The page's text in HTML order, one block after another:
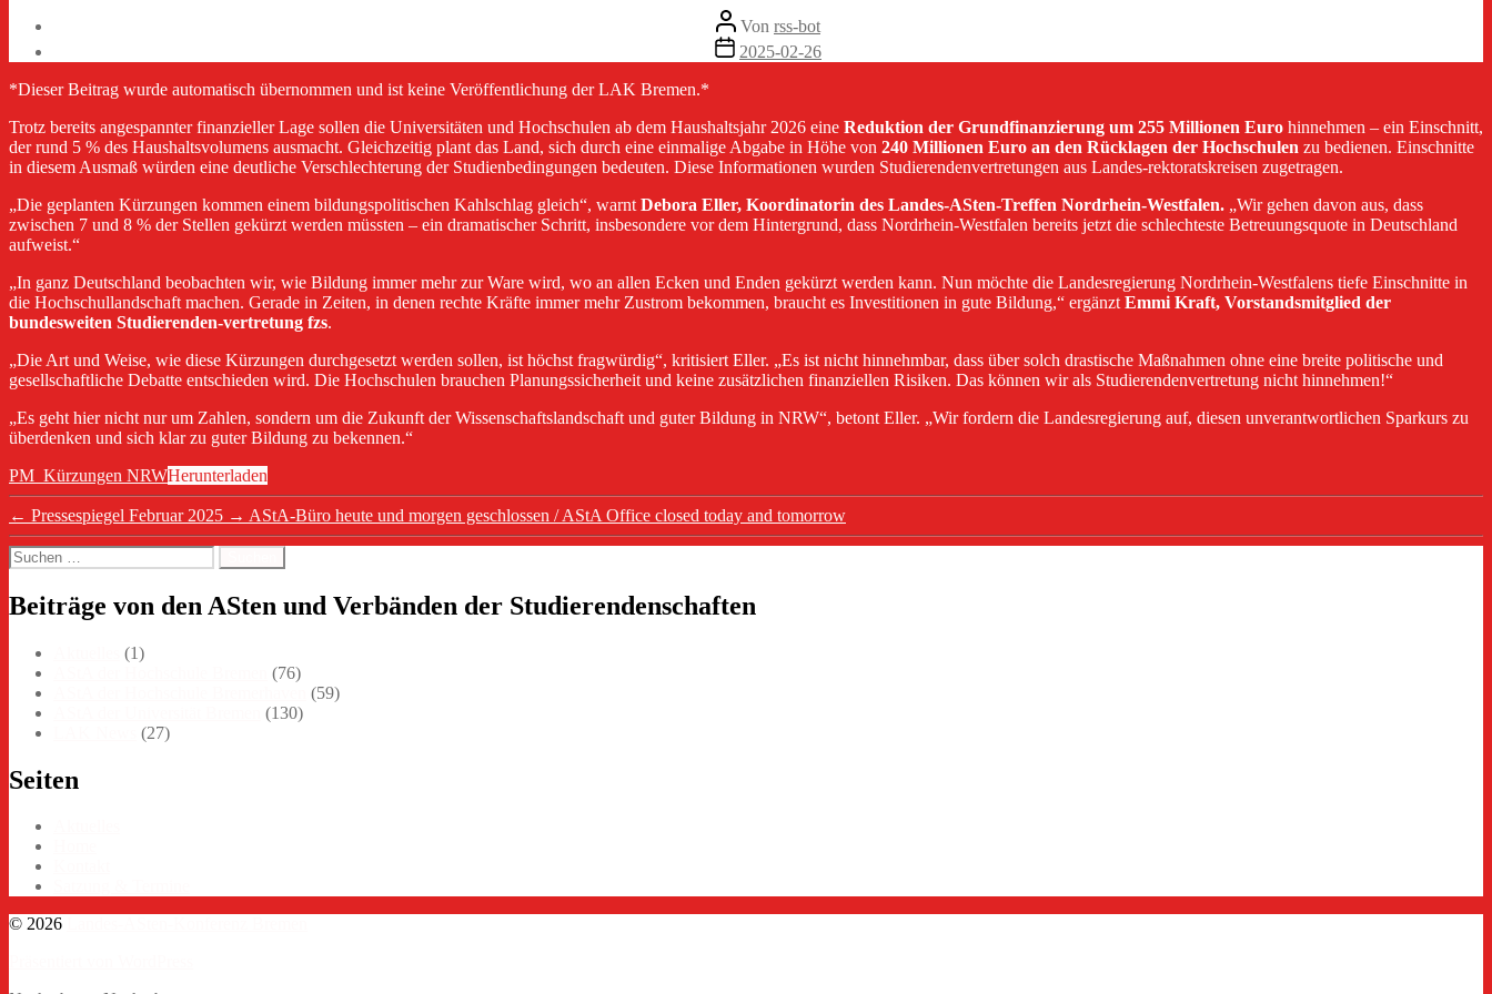
Beitragsautor
Von rss-bot
Veröffentlichungsdatum
2025-02-26
*Dieser Beitrag wurde automatisch übernommen und ist keine Veröffentlichung der LAK Bremen.*
Trotz bereits angespannter finanzieller Lage sollen die Universitäten und Hochschulen ab dem Haushaltsjahr 2026 eine Reduktion der Grundfinanzierung um 255 Millionen Euro hinnehmen – ein Einschnitt,
der rund 5 % des Haushaltsvolumens ausmacht. Gleichzeitig plant das Land, sich durch eine einmalige Abgabe in Höhe von 240 Millionen Euro an den Rücklagen der Hochschulen zu bedienen. Einschnitte
in diesem Ausmaß würden eine deutliche Verschlechterung der Studienbedingungen bedeuten. Diese Informationen wurden Studierendenvertretungen aus Landes-rektoratskreisen zugetragen.
„Die geplanten Kürzungen kommen einem bildungspolitischen Kahlschlag gleich“, warnt Debora Eller, Koordinatorin des Landes-ASten-Treffen Nordrhein-Westfalen. „Wir gehen davon aus, dass
zwischen 7 und 8 % der Stellen gekürzt werden müssten – ein dramatischer Schritt, insbesondere vor dem Hintergrund, dass Nordrhein-Westfalen bereits jetzt die schlechteste Betreuungsquote in Deutschland
aufweist.“
„In ganz Deutschland beobachten wir, wie Bildung immer mehr zur Ware wird, wo an allen Ecken und Enden gekürzt werden kann. Nun möchte die Landesregierung Nordrhein-Westfalens tiefe Einschnitte in
die Hochschullandschaft machen. Gerade in Zeiten, in denen rechte Kräfte immer mehr Zustrom bekommen, braucht es Investitionen in gute Bildung,“ ergänzt Emmi Kraft, Vorstandsmitglied der
bundesweiten Studierenden-vertretung fzs.
„Die Art und Weise, wie diese Kürzungen durchgesetzt werden sollen, ist höchst fragwürdig“, kritisiert Eller. „Es ist nicht hinnehmbar, dass über solch drastische Maßnahmen ohne eine breite politische und
gesellschaftliche Debatte entschieden wird. Die Hochschulen brauchen Planungssicherheit und keine zusätzlichen finanziellen Risiken. Das können wir als Studierendenvertretung nicht hinnehmen!“
„Es geht hier nicht nur um Zahlen, sondern um die Zukunft der Wissenschaftslandschaft und guter Bildung in NRW“, betont Eller. „Wir fordern die Landesregierung auf, diesen unverantwortlichen Sparkurs zu
überdenken und sich klar zu guter Bildung zu bekennen.“
PM_Kürzungen NRWHerunterladen
← Pressespiegel Februar 2025 → AStA-Büro heute und morgen geschlossen / AStA Office closed today and tomorrow
Suchen
nach:
Beiträge von den ASten und Verbänden der Studierendenschaften
(1)
(76)
(59)
(130)
(27)
Seiten
© 2026